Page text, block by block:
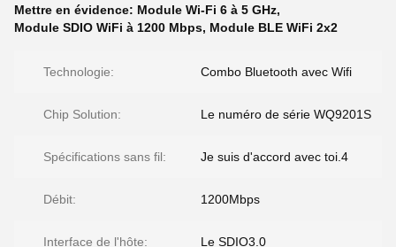
Mettre en évidence: Module Wi-Fi 6 à 5 GHz,
Module SDIO WiFi à 1200 Mbps, Module BLE WiFi 2x2
Technologie: Combo Bluetooth avec Wifi
Chip Solution: Le numéro de série WQ9201S
Spécifications sans fil: Je suis d'accord avec toi.4
Débit: 1200Mbps
Interface de l'hôte: Le SDIO3.0